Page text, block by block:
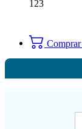
123
Comprar